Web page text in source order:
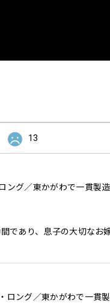
13
ング／東かがわで一貫製
であり、息子の大切な
ロング／東かがわで一貫